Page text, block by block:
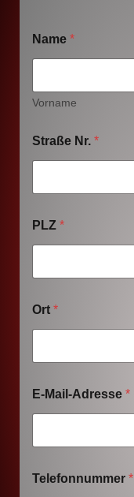
Name *
Vorname
Straße Nr. *
PLZ *
Ort *
E-Mail-Adresse *
Telefonnummer *